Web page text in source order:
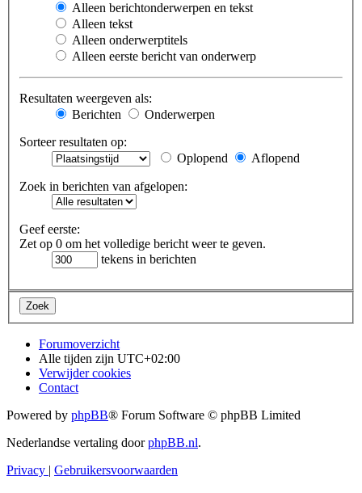
Alleen berichtonderwerpen en tekst
Alleen tekst
Alleen onderwerptitels
Alleen eerste bericht van onderwerp
Resultaten weergeven als:
Berichten
Onderwerpen
Sorteer resultaten op:
Oplopend
Aflopend
Zoek in berichten van afgelopen:
Geef eerste:
Zet op 0 om het volledige bericht weer te geven.
tekens in berichten
Forumoverzicht
Alle tijden zijn UTC+02:00
Verwijder cookies
Contact
Powered by phpBB® Forum Software © phpBB Limited
Nederlandse vertaling doorphpBB.nl.
Privacy | Gebruikersvoorwaarden